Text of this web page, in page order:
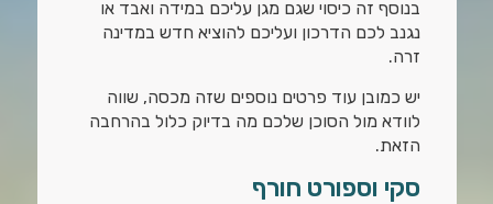
בנוסף זה כיסוי שגם מגן עליכם במידה ואבד או
נגנב לכם הדרכון ועליכם להוציא חדש במדינה
זרה.
יש כמובן עוד פרטים נוספים שזה מכסה, שווה
לוודא מול הסוכן שלכם מה בדיוק כלול בהרחבה
הזאת.
סקי וספורט חורף